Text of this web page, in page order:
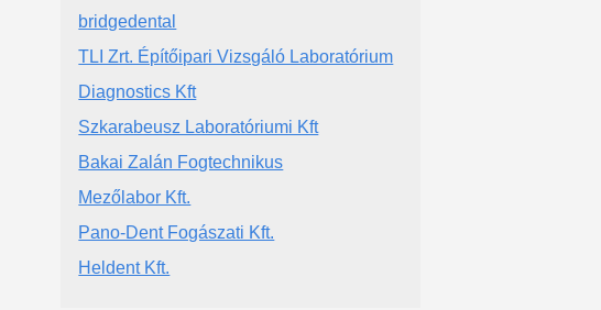
bridgedental
TLI Zrt. Építőipari Vizsgáló Laboratórium
Diagnostics Kft
Szkarabeusz Laboratóriumi Kft
Bakai Zalán Fogtechnikus
Mezőlabor Kft.
Pano-Dent Fogászati Kft.
Heldent Kft.